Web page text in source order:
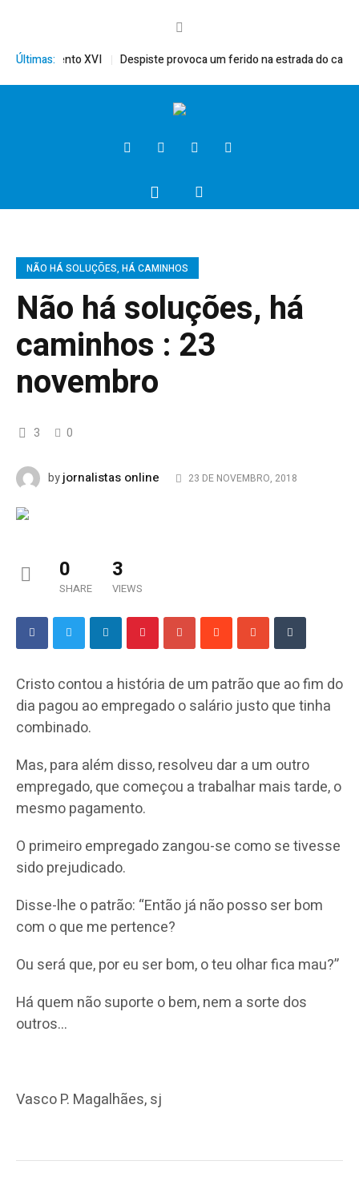
Últimas:Bento XVI Despiste provoca um ferido na estrada do campo
NÃO HÁ SOLUÇÕES, HÁ CAMINHOS
Não há soluções, há
caminhos : 23
novembro
3 0
byjornalistas online 23 DE NOVEMBRO, 2018
0
SHARE
3
VIEWS
Cristo contou a história de um patrão que ao fim do
dia pagou ao empregado o salário justo que tinha
combinado.
Mas, para além disso, resolveu dar a um outro
empregado, que começou a trabalhar mais tarde, o
mesmo pagamento.
O primeiro empregado zangou-se como se tivesse
sido prejudicado.
Disse-lhe o patrão: “Então já não posso ser bom
com o que me pertence?
Ou será que, por eu ser bom, o teu olhar fica mau?”
Há quem não suporte o bem, nem a sorte dos
outros…
Vasco P. Magalhães, sj